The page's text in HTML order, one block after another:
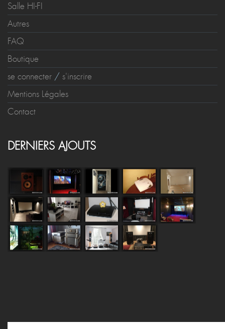
Salle HI-FI
Autres
FAQ
Boutique
se connecter / s'inscrire
Mentions Légales
Contact
DERNIERS AJOUTS